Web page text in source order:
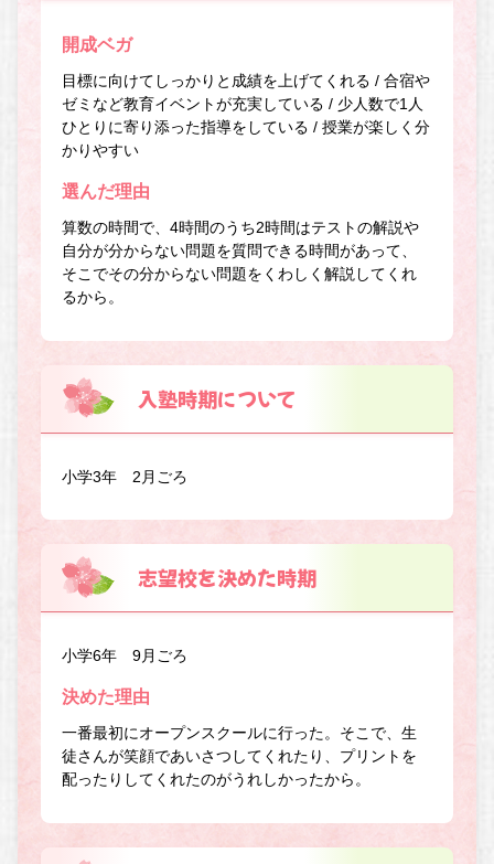
開成ベガ
目標に向けてしっかりと成績を上げてくれる / 合宿や
ゼミなど教育イベントが充実している / 少人数で1人
ひとりに寄り添った指導をしている / 授業が楽しく分
かりやすい
選んだ理由
算数の時間で、4時間のうち2時間はテストの解説や
自分が分からない問題を質問できる時間があって、
そこでその分からない問題をくわしく解説してくれ
るから。
入塾時期について
小学3年 2月ごろ
志望校を決めた時期
小学6年 9月ごろ
決めた理由
一番最初にオープンスクールに行った。そこで、生
徒さんが笑顔であいさつしてくれたり、プリントを
配ったりしてくれたのがうれしかったから。